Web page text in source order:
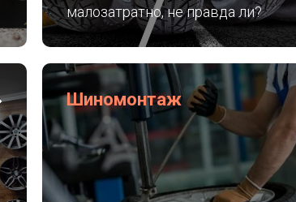
малозатратно, не правда ли?
Шиномонтаж